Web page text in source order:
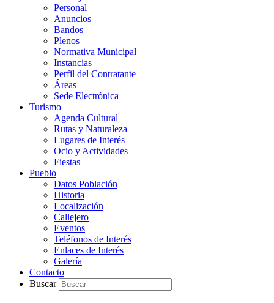
Personal
Anuncios
Bandos
Plenos
Normativa Municipal
Instancias
Perfil del Contratante
Áreas
Sede Electrónica
Turismo
Agenda Cultural
Rutas y Naturaleza
Lugares de Interés
Ocio y Actividades
Fiestas
Pueblo
Datos Población
Historia
Localización
Callejero
Eventos
Teléfonos de Interés
Enlaces de Interés
Galería
Contacto
Buscar